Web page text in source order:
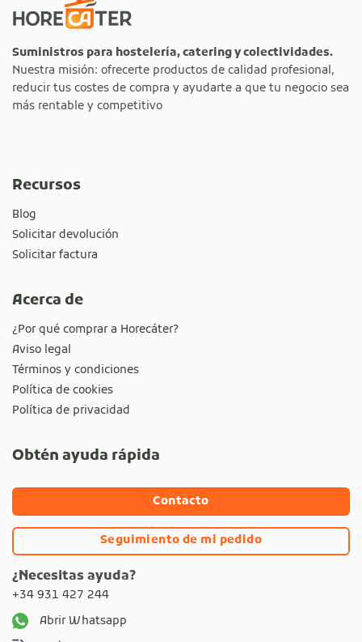
Suministros para hostelería, catering y colectividades.
Nuestra misión: ofrecerte productos de calidad profesional,
reducir tus costes de compra y ayudarte a que tu negocio sea
más rentable y competitivo
Recursos
Blog
Solicitar devolución
Solicitar factura
Acerca de
¿Por qué comprar a Horecáter?
Aviso legal
Términos y condiciones
Política de cookies
Política de privacidad
Obtén ayuda rápida
Contacto
Seguimiento de mi pedido
¿Necesitas ayuda?
+34 931 427 244
Abrir Whatsapp